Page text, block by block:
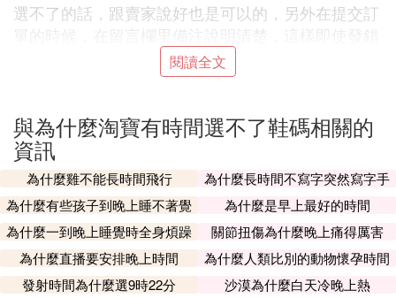
選不了的話，跟賣家說好也是可以的，另外在提交訂
可以幫我
你直接跟店家聊，告訴他平時你穿多大鞋碼，店家會
給您推薦的。我經常在上面買，有經驗的。
❻ 為什麼淘寶可以選鞋子顏色和尺碼,而天
貓不行
肯定是行的，一定是店鋪沒有別的尺碼的貨了，所以
閱讀全文
與為什麼淘寶有時間選不了鞋碼相關的
資訊
為什麼雞不能長時間飛行
為什麼長時間不寫字突然寫字手
會不習慣
為什麼有些孩子到晚上睡不著覺
為什麼是早上最好的時間
為什麼一到晚上睡覺時全身煩躁
關節扭傷為什麼晚上痛得厲害
為什麼直播要安排晚上時間
為什麼人類比別的動物懷孕時間
長
發射時間為什麼選9時22分 沙漠為什麼白天冷晚上熱